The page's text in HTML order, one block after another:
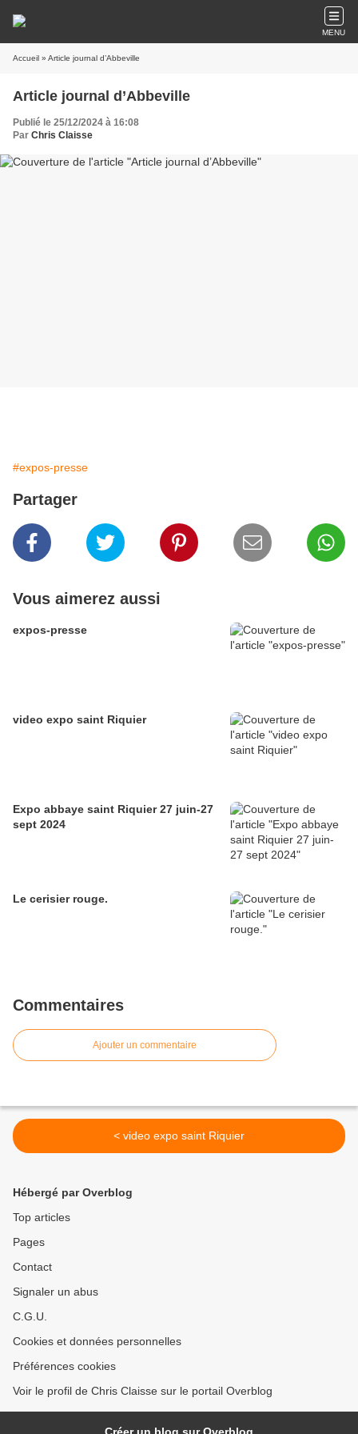
MENU
Accueil » Article journal d’Abbeville
Article journal d’Abbeville
Publié le 25/12/2024 à 16:08
Par Chris Claisse
#expos-presse
Partager
Vous aimerez aussi
expos-presse
video expo saint Riquier
Expo abbaye saint Riquier 27 juin-27
sept 2024
Le cerisier rouge.
Commentaires
Ajouter un commentaire
< video expo saint Riquier
Hébergé par Overblog
Top articles
Pages
Contact
Signaler un abus
C.G.U.
Cookies et données personnelles
Préférences cookies
Voir le profil de Chris Claisse sur le portail Overblog